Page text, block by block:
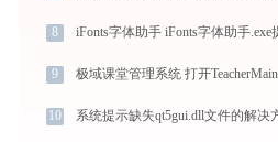
8
9
10 系统提示缺失qt5gui.dll文件的解决